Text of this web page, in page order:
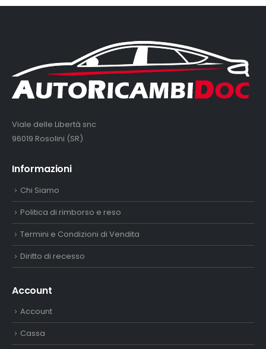
Viale delle Libertà snc
96019 Rosolini (SR)
Informazioni
Chi Siamo
Politica di rimborso e reso
Termini e Condizioni di Vendita
Diritto di recesso
Account
Account
Cassa